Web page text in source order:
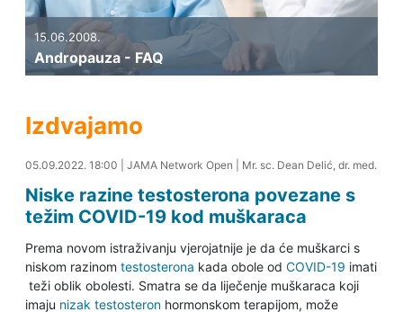
15.06.2008.
Andropauza - FAQ
Izdvajamo
06.09.2022. 20:11
05.09.2022. 18:00 JAMA Network Open Mr. sc. Dean Delić, dr. med.
Niske razine testosterona povezane s
težim COVID-19 kod muškaraca
Prema novom istraživanju vjerojatnije je da će muškarci s
niskom razinom testosterona kada obole od COVID-19 imati
teži oblik obolesti. Smatra se da liječenje muškaraca koji
imaju nizak testosteronhormonskom terapijom, može